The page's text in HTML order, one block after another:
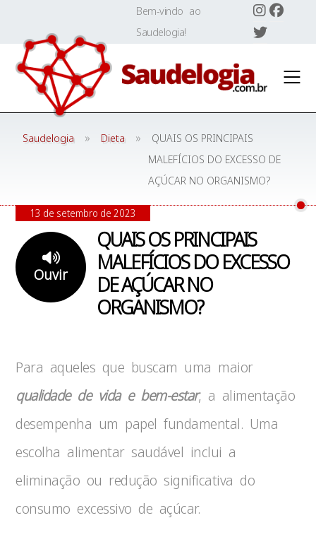
content
Bem-vindo ao
Saudelogia!
Saudelogia » Dieta »
QUAIS OS PRINCIPAIS
MALEFÍCIOS DO EXCESSO DE
AÇÚCAR NO ORGANISMO?
QUAIS OS PRINCIPAIS
MALEFÍCIOS DO EXCESSO
DE AÇÚCAR NO
ORGANISMO?
Ouvir
13 de setembro de 2023
Para aqueles que buscam uma maior
qualidade de vida e bem-estar, a alimentação
desempenha um papel fundamental. Uma
escolha alimentar saudável inclui a
eliminação ou redução significativa do
consumo excessivo de açúcar.